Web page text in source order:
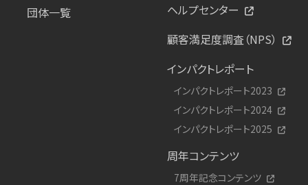
団体一覧
ヘルプセンター
顧客満足度調査（NPS）
インパクトレポート
インパクトレポート2023
インパクトレポート2024
インパクトレポート2025
周年コンテンツ
7周年記念コンテンツ